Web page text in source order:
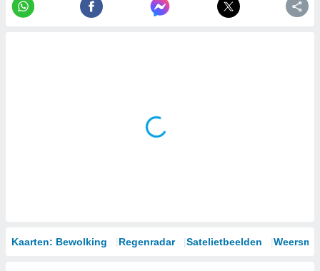
Kaarten: Bewolking Regenradar Satelietbeelden